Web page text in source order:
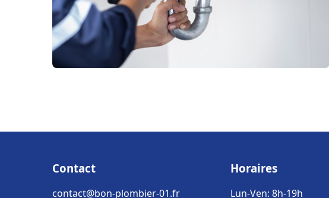
Contact
contact@bon-plombier-01.fr
Horaires
Lun-Ven: 8h-19h